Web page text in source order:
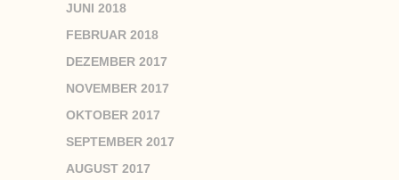
JUNI 2018
FEBRUAR 2018
DEZEMBER 2017
NOVEMBER 2017
OKTOBER 2017
SEPTEMBER 2017
AUGUST 2017